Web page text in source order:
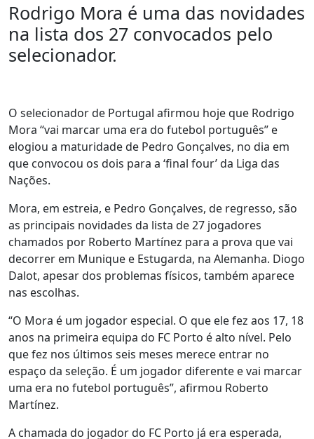
Rodrigo Mora é uma das novidades
na lista dos 27 convocados pelo
selecionador.
O selecionador de Portugal afirmou hoje que Rodrigo
Mora “vai marcar uma era do futebol português” e
elogiou a maturidade de Pedro Gonçalves, no dia em
que convocou os dois para a ‘final four’ da Liga das
Nações.
Mora, em estreia, e Pedro Gonçalves, de regresso, são
as principais novidades da lista de 27 jogadores
chamados por Roberto Martínez para a prova que vai
decorrer em Munique e Estugarda, na Alemanha. Diogo
Dalot, apesar dos problemas físicos, também aparece
nas escolhas.
“O Mora é um jogador especial. O que ele fez aos 17, 18
anos na primeira equipa do FC Porto é alto nível. Pelo
que fez nos últimos seis meses merece entrar no
espaço da seleção. É um jogador diferente e vai marcar
uma era no futebol português”, afirmou Roberto
Martínez.
A chamada do jogador do FC Porto já era esperada,